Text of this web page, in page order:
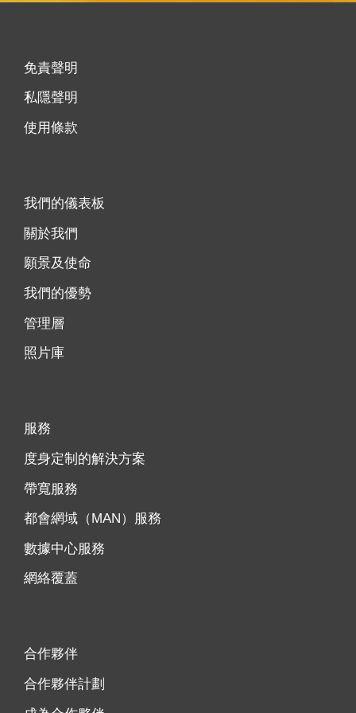
免責聲明
私隱聲明
使用條款
我們的儀表板
關於我們
願景及使命
我們的優勢
管理層
照片庫
服務
度身定制的解決方案
帶寬服務
都會網域（MAN）服務
數據中心服務
網絡覆蓋
合作夥伴
合作夥伴計劃